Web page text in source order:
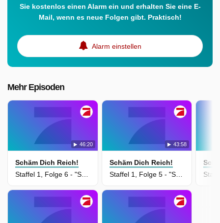
Sie kostenlos einen Alarm ein und erhalten Sie eine E-
Mail, wenn es neue Folgen gibt. Praktisch!
Alarm einstellen
Mehr Episoden
46:20
Schäm Dich Reich!
Staffel 1, Folge 6 - "Sag du bist Veganerin - dann bestell Fleisch!" Ihr Date ist geschockt
43:58
Schäm Dich Reich!
Staffel 1, Folge 5 - "Schenk ihm das Lieblingsparfum von deinem Ex!" Date steht kurz vor Abbruch